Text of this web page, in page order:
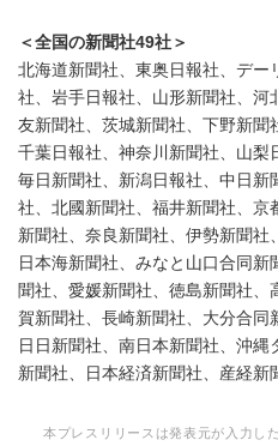
＜全国の新聞社49社＞
北海道新聞社、東奥日報社、デー
社、岩手日報社、山形新聞社、河
友新聞社、茨城新聞社、下野新聞
千葉日報社、神奈川新聞社、山梨
毎日新聞社、新潟日報社、中日新
社、北國新聞社、福井新聞社、京
新聞社、奈良新聞社、伊勢新聞
日本海新聞社、みなと山口合同
聞社、愛媛新聞社、徳島新聞社
賀新聞社、長崎新聞社、大分合同
日日新聞社、南日本新聞社、沖縄
新聞社、日本経済新聞社、産経新
本プレスリリースは発表元が入力し